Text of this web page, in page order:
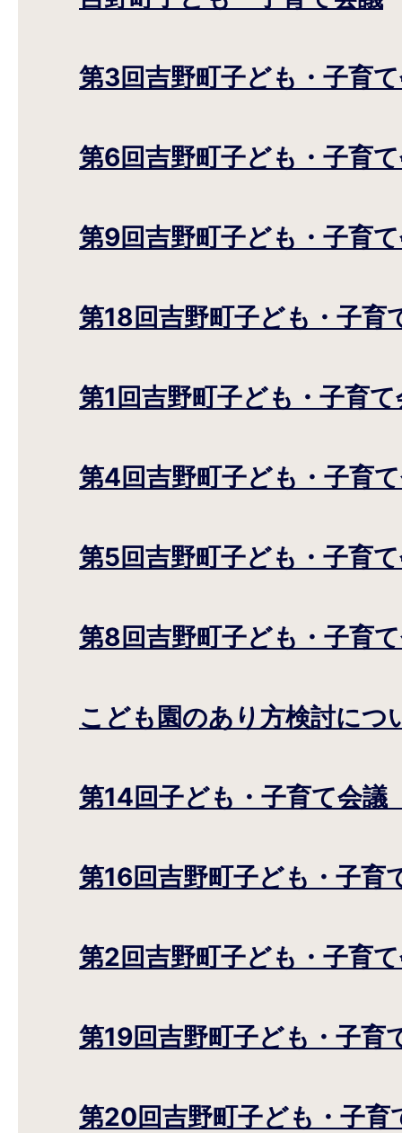
第3回吉野町子ども・子育
第6回吉野町子ども・子育
第9回吉野町子ども・子育
第18回吉野町子ども・子育
第1回吉野町子ども・子育
第4回吉野町子ども・子育
第5回吉野町子ども・子育
第8回吉野町子ども・子育
こども園のあり方検討につ
第14回子ども・子育て会議
第16回吉野町子ども・子育
第2回吉野町子ども・子育
第19回吉野町子ども・子育
第20回吉野町子ども・子育